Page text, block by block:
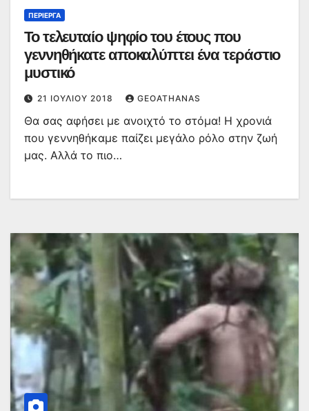
ΠΕΡΊΕΡΓΑ
Το τελευταίο ψηφίο του έτους που
γεννηθήκατε αποκαλύπτει ένα τεράστιο
μυστικό
21 ΙΟΥΛΊΟΥ 2018 GEOATHANAS
Θα σας αφήσει με ανοιχτό το στόμα! Η χρονιά
που γεννηθήκαμε παίζει μεγάλο ρόλο στην ζωή
μας. Αλλά το πιο…